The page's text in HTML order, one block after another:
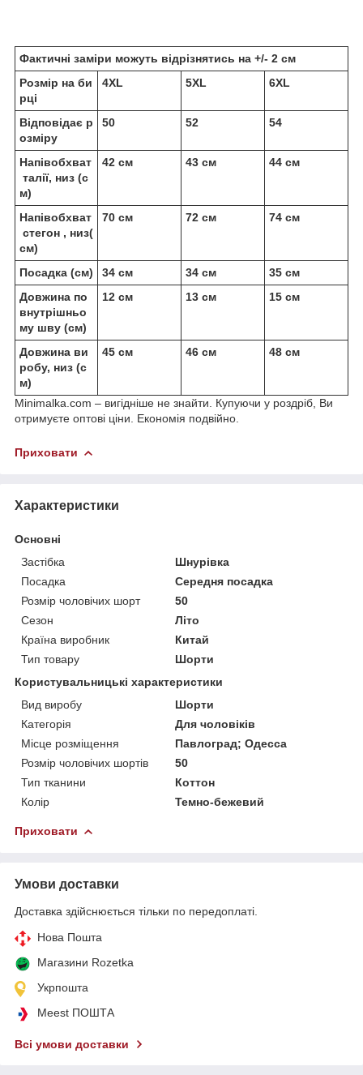
Фактичні заміри можуть відрізнятись на +/- 2 см
Розмір на би
рці
4XL 5XL 6XL
Відповідає р
озміру
50 52 54
Напівобхват
талії, низ (с
м)
42 см 43 см 44 см
Напівобхват
стегон , низ(
см)
70 см 72 см 74 см
Посадка (см) 34 см 34 см
35 см
Довжина по
внутрішньо
му шву (см)
12 см 13 см 15 см
Довжина ви
робу, низ (с
м)
45 см 46 см 48 см
Minimalka.com – вигідніше не знайти. Купуючи у роздріб, Ви
отримуєте оптові ціни. Економія подвійно.
Приховати
Характеристики
Основні
Застібка
Шнурівка
Посадка
Середня посадка
Розмір чоловічих шорт
50
Сезон
Літо
Країна виробник
Китай
Тип товару
Шорти
Користувальницькі характеристики
Вид виробу
Шорти
Категорія
Для чоловіків
Місце розміщення
Павлоград; Одесса
Розмір чоловічих шортів
50
Тип тканини
Коттон
Колір
Темно-бежевий
Приховати
Умови доставки
Доставка здійснюється тільки по передоплаті.
Нова Пошта
Магазини Rozetka
Укрпошта
Meest ПОШТА
Всі умови доставки